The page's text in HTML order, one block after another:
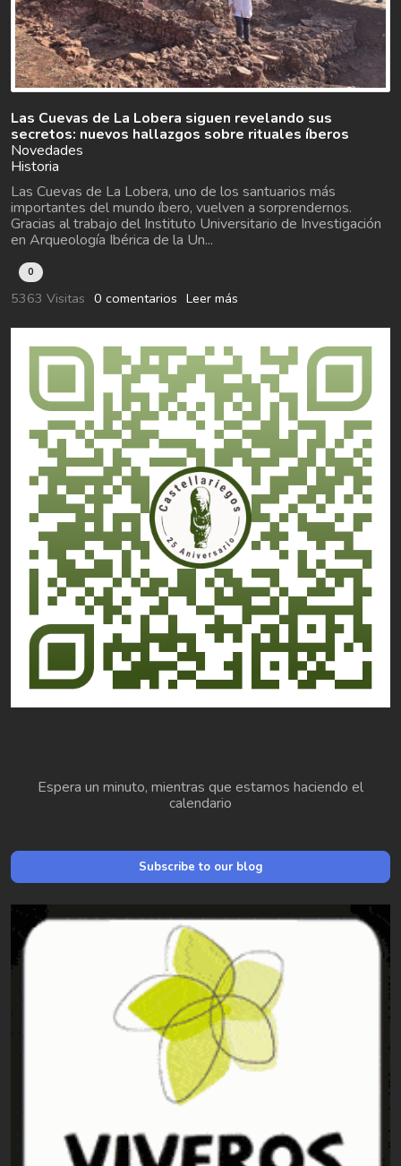
Las Cuevas de La Lobera siguen revelando sus
secretos: nuevos hallazgos sobre rituales íberos
Novedades
Historia
Las Cuevas de La Lobera, uno de los santuarios más
importantes del mundo íbero, vuelven a sorprendernos.
Gracias al trabajo del Instituto Universitario de Investigación
en Arqueología Ibérica de la Un...
0
5363 Visitas 0 comentarios Leer más
Espera un minuto, mientras que estamos haciendo el
calendario
Subscribe to our blog